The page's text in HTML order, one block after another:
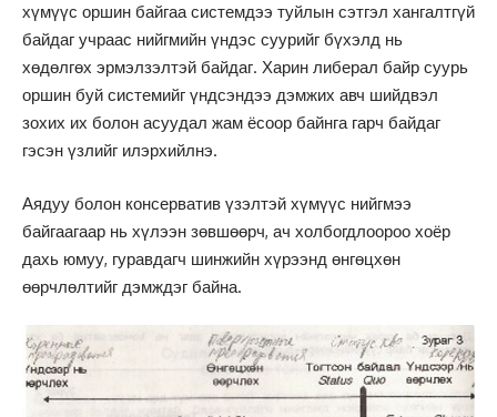
хүмүүс оршин байгаа системдээ туйлын сэтгэл хангалтгүй
байдаг учраас нийгмийн үндэс суурийг бүхэлд нь
хөдөлгөх эрмэлзэлтэй байдаг. Харин либерал байр суурь
оршин буй системийг үндсэндээ дэмжих авч шийдвэл
зохих их болон асуудал жам ёсоор байнга гарч байдаг
гэсэн үзлийг илэрхийлнэ.
Аядуу болон консерватив үзэлтэй хүмүүс нийгмээ
байгаагаар нь хүлээн зөвшөөрч, ач холбогдлоороо хоёр
дахь юмуу, гуравдагч шинжийн хүрээнд өнгөцхөн
өөрчлөлтийг дэмждэг байна.